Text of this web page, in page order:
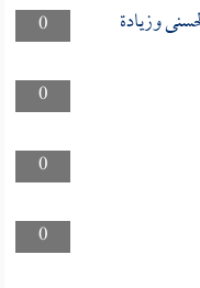
0 وزيادة
0
0
0